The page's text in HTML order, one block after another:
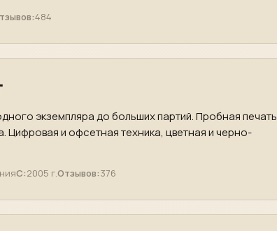
484
экземпляра до больших партий. Пробная печать
Цифровая и офсетная техника, цветная и черно-
С:2005 г.Отзывов:376